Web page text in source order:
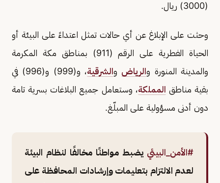
(3000) ريال.
وحثت على الإبلاغ عن أي حالات تمثل اعتداءً على البيئة أو
الحياة الفطرية على الرقم (911) بمناطق مكة المكرمة
والمدينة المنورة والرياض والشرقية
، و(999) و(996) في
بقية مناطق المملكة، وستعامل جميع البلاغات بسرية تامة
دون أدنى مسؤولية على المبلّغ.
#الأمن_البيئي يضبط مواطنًا مخالفًا لنظام البيئة
لعدم الالتزام بتعليمات وإرشادات المحافظة على